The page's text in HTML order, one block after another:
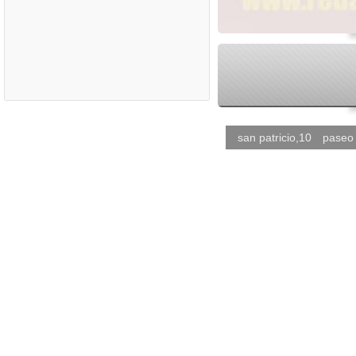
san patricio,10